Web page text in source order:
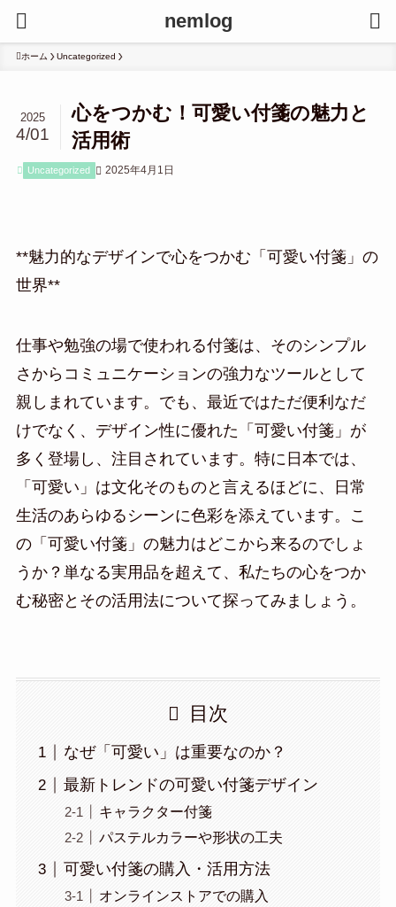
nemlog
ホーム Uncategorized
心をつかむ！可愛い付箋の魅力と
活用術
2025
4/01
Uncategorized 2025年4月1日
**魅力的なデザインで心をつかむ「可愛い付箋」の
世界**
仕事や勉強の場で使われる付箋は、そのシンプル
さからコミュニケーションの強力なツールとして
親しまれています。でも、最近ではただ便利なだ
けでなく、デザイン性に優れた「可愛い付箋」が
多く登場し、注目されています。特に日本では、
「可愛い」は文化そのものと言えるほどに、日常
生活のあらゆるシーンに色彩を添えています。こ
の「可愛い付箋」の魅力はどこから来るのでしょ
うか？単なる実用品を超えて、私たちの心をつか
む秘密とその活用法について探ってみましょう。
目次
なぜ「可愛い」は重要なのか？
最新トレンドの可愛い付箋デザイン
キャラクター付箋
パステルカラーや形状の工夫
可愛い付箋の購入・活用方法
オンラインストアでの購入